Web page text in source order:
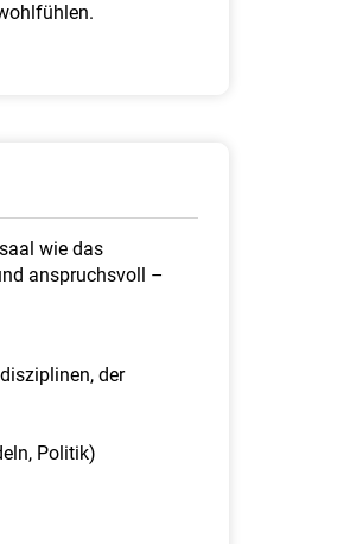
wie das
anspruchsvoll –
der
Politik)